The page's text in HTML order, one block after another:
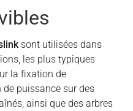
sont utilisées dans
les plus typiques
la fixation de
puissance sur des
ainsi que des arbres